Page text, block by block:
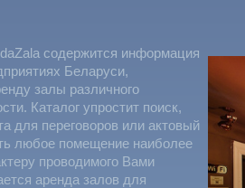
содержится информация
Беларуси,
залы различного
Каталог упростит поиск,
для переговоров или актовый
любое помещение наиболее
проводимого Вами
аренда залов для